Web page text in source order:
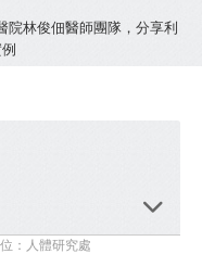
院林俊佃醫師團隊，分享利
：人體研究處